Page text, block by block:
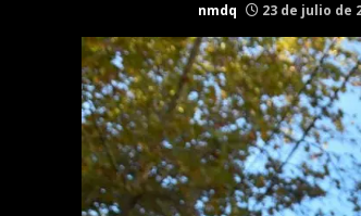
nmdq 23 de julio de